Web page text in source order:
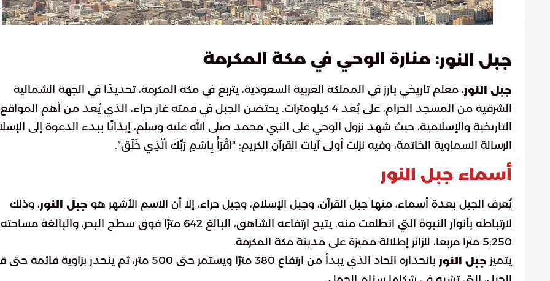
جبل النور: منارة الوحي في مكة المكرمة
جبل النور، معلم تاريخي بارز في المملكة العربية السعودية، يتربع في مكة المكرمة، تحديدًا في الجهة الشمالية
الشرقية من المسجد الحرام، على بُعد 4 كيلومترات. يحتضن الجبل في قمته غار حراء، الذي يُعد من أهم المواقع
التاريخية والإسلامية، حيث شهد نزول الوحي على النبي محمد صلى الله عليه وسلم، إيذانًا ببدء الدعوة إلى
الرسالة السماوية الخاتمة، وفيه نزلت أولى آيات القرآن الكريم: “اقْرَأْ بِاسْمِ رَبِّكَ الَّذِي خَلَقَ”.
أسماء جبل النور
يُعرف الجبل بعدة أسماء، منها جبل القرآن، وجبل الإسلام، وجبل حراء، إلا أن الاسم الأشهر هو جبل النور، وذلك
لارتباطه بأنوار النبوة التي انطلقت منه. يتيح ارتفاعه الشاهق، البالغ 642 مترًا فوق سطح البحر، والبالغة مساحته
5,250 مترًا مربعًا، للزائر إطلالة مميزة على مدينة مكة المكرمة.
يتميز جبل النور
بانحداره الحاد الذي يبدأ من ارتفاع 380 مترًا ويستمر حتى 500 متر، ثم ينحدر بزاوية